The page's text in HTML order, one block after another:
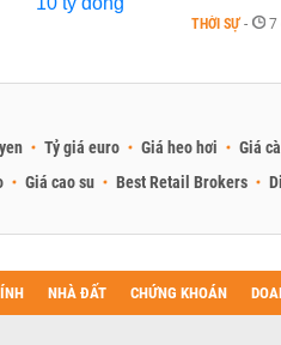
THỜI SỰ - 7
Tỷ giá euro Giá heo hơi Giá
Giá cao su Best Retail Brokers
NHÀ ĐẤT CHỨNG KHOÁN